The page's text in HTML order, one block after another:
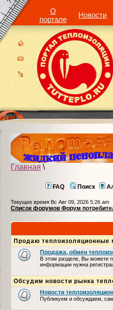
О
портале
Новости
Главная \
FAQ Поиск
Текущее время Вс Авг 09, 2026 5:26 am
Список форумов Форум
Продаю теплоизоляционные
Продажа, обмен
В этом разделе, Вы можете
информации нужна
Обсудим новости рынка
Новости
Публикуем и обсуждаем,